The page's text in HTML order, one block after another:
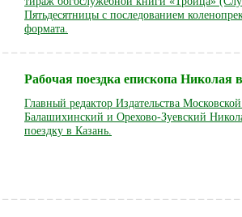
Пятьдесятницы с последованием
формата.
Рабочая поездка епископа Николая
Главный редактор Издательства
Балашихинский и Орехово-Зуевский
поездку в Казань.